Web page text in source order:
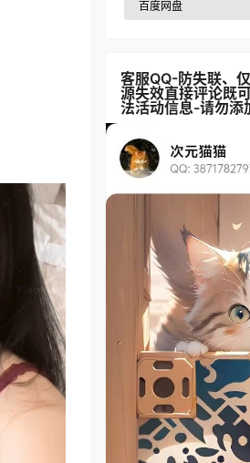
百度网盘
客服QQ-防失联、
源失效直接评论既
法活动信息-请勿添